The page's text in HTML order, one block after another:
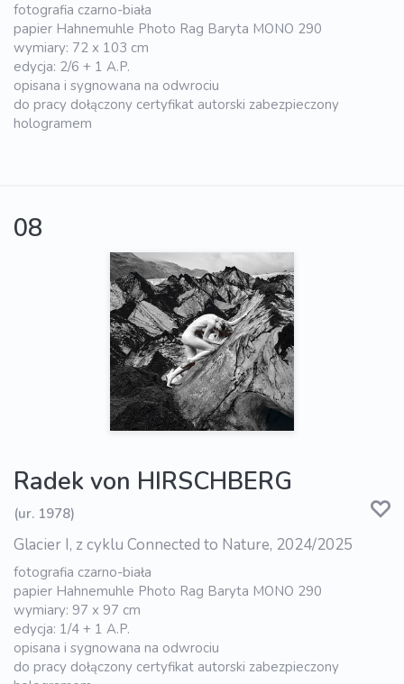
fotografia czarno-biała
papier Hahnemuhle Photo Rag Baryta MONO 290
wymiary: 72 x 103 cm
edycja: 2/6 + 1 A.P.
opisana i sygnowana na odwrociu
do pracy dołączony certyfikat autorski zabezpieczony
hologramem
08
Radek von HIRSCHBERG
(ur. 1978)
Glacier I, z cyklu Connected to Nature, 2024/2025
fotografia czarno-biała
papier Hahnemuhle Photo Rag Baryta MONO 290
wymiary: 97 x 97 cm
edycja: 1/4 + 1 A.P.
opisana i sygnowana na odwrociu
do pracy dołączony certyfikat autorski zabezpieczony